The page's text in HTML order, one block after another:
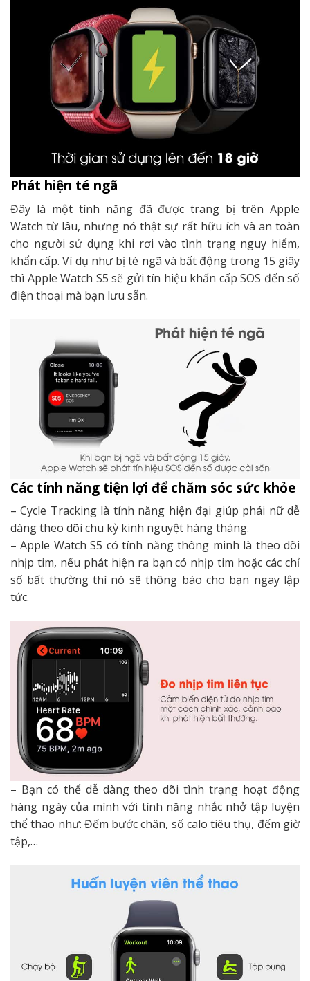
Phát hiện té ngã
Đây là một tính năng đã được trang bị trên Apple
Watch từ lâu, nhưng nó thật sự rất hữu ích và an toàn
cho người sử dụng khi rơi vào tình trạng nguy hiểm,
khẩn cấp. Ví dụ như bị té ngã và bất động trong 15 giây
thì Apple Watch S5 sẽ gửi tín hiệu khẩn cấp SOS đến số
điện thoại mà bạn lưu sẵn.
Các tính năng tiện lợi để chăm sóc sức khỏe
– Cycle Tracking là tính năng hiện đại giúp phái nữ dễ
dàng theo dõi chu kỳ kinh nguyệt hàng tháng.
– Apple Watch S5 có tính năng thông minh là theo dõi
nhịp tim, nếu phát hiện ra bạn có nhịp tim hoặc các chỉ
số bất thường thì nó sẽ thông báo cho bạn ngay lập
tức.
– Bạn có thể dễ dàng theo dõi tình trạng hoạt động
hàng ngày của mình với tính năng nhắc nhở tập luyện
thể thao như: Đếm bước chân, số calo tiêu thụ, đếm giờ
tập,…